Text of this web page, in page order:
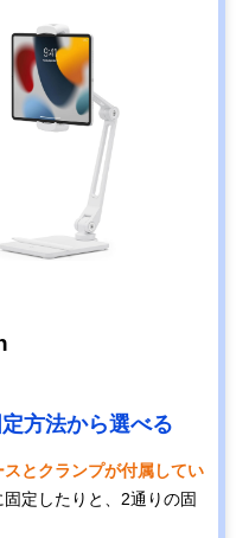
方法から選べる
スとクランプが付属してい
定したりと、2通りの固